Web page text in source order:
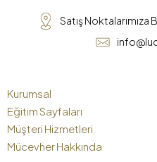
Satış Noktalarımıza
Kurumsal
Eğitim Sayfaları
Müşteri Hizmetleri
Mücevher Hakkında